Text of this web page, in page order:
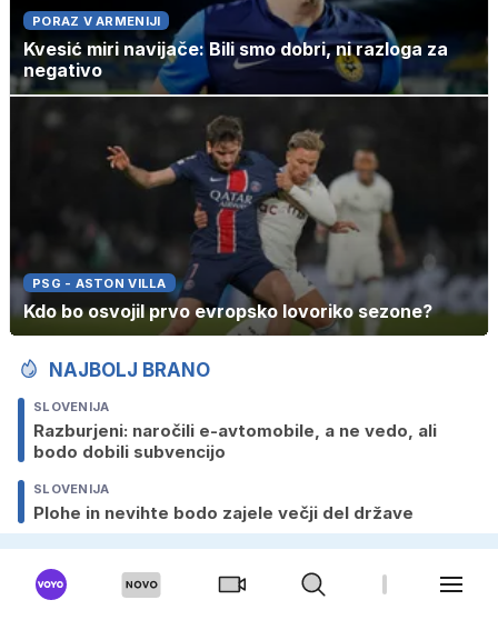
PORAZ V ARMENIJI
Kvesić miri navijače: Bili smo dobri, ni razloga za
negativo
PSG - ASTON VILLA
Kdo bo osvojil prvo evropsko lovoriko sezone?
NAJBOLJ BRANO
SLOVENIJA
Razburjeni: naročili e-avtomobile, a ne vedo, ali
bodo dobili subvencijo
SLOVENIJA
Plohe in nevihte bodo zajele večji del države
SLOVENIJA
Polajnar: Takšne kombinacije še nismo imeli,
težave so na vseh rekah